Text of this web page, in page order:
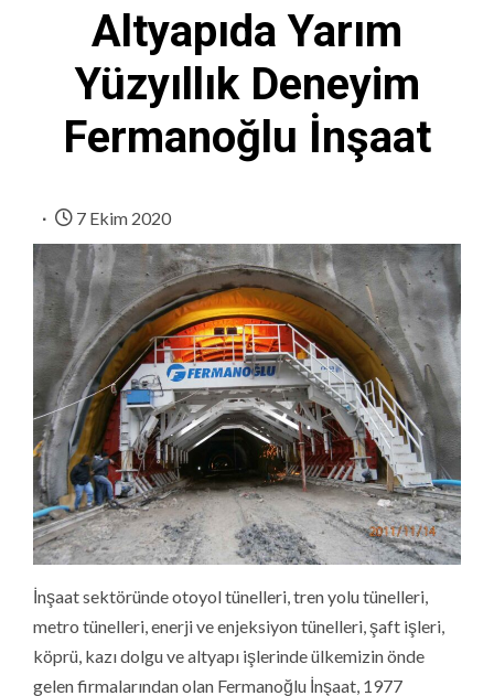
Altyapıda Yarım
Yüzyıllık Deneyim
Fermanoğlu İnşaat
7 Ekim 2020
İnşaat sektöründe otoyol tünelleri, tren yolu tünelleri,
metro tünelleri, enerji ve enjeksiyon tünelleri, şaft işleri,
köprü, kazı dolgu ve altyapı işlerinde ülkemizin önde
gelen firmalarından olan Fermanoğlu İnşaat, 1977